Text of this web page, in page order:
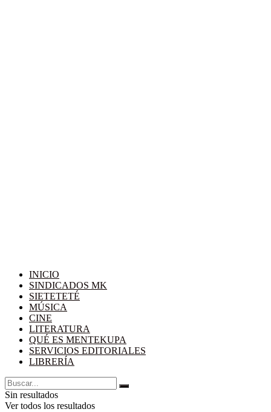
INICIO
SINDICADOS MK
SIETETETÉ
MÚSICA
CINE
LITERATURA
QUÉ ES MENTEKUPA
SERVICIOS EDITORIALES
LIBRERÍA
Sin resultados
Ver todos los resultados